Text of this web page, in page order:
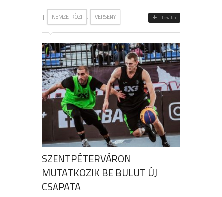
| NEMZETKÖZI , VERSENY tovább
SZENTPÉTERVÁRON
MUTATKOZIK BE BULUT ÚJ
CSAPATA